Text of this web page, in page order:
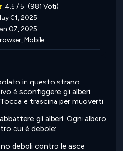
4.5 / 5 (981 Voti)
01, 2025
07, 2025
Mobile
in questo strano
è sconfiggere gli alberi
e trascina per muoverti
gli alberi. Ogni albero
cui è debole:
deboli contro le asce